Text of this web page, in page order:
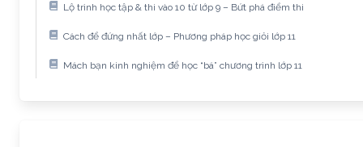
Lộ trình học tập & thi vào 10 từ lớp 9 – Bứt phá điểm thi
Cách để đứng nhất lớp – Phương pháp học giỏi lớp 11
Mách bạn kinh nghiệm để học “bá” chương trình lớp 11